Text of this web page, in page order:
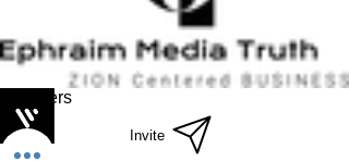
Members
Invite